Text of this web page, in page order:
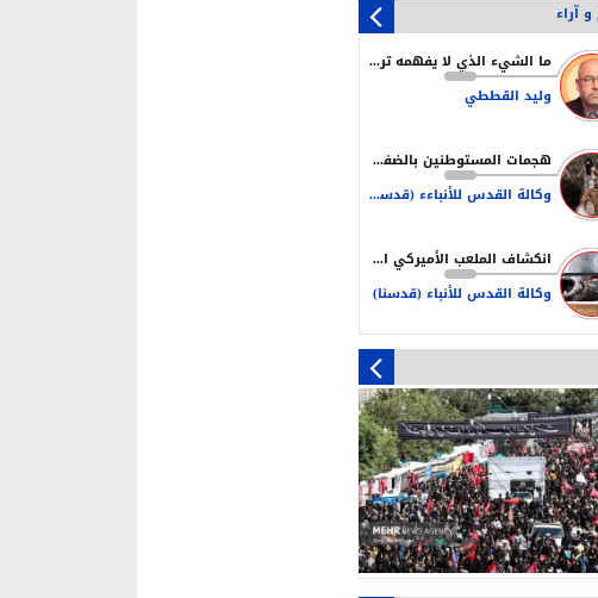
نيران استهداف إسرائيلي
مذكرة توقيف نتنياهو قائمة.. لكن
القانونية محدودة
صبري: الاحتلال يستغل الأعياد اليهودية
طاعة القيادة شرط أساسي لتحقيق
في مواجهة العدو
علينا أن نكون مستعدين دائما للحرب
و آراء
ما الشيء الذي لا يفهمه ترامب وإدارته في إيران؟
وليد القططي
هجمات المستوطنين بالضفة سياسة ممنهجة لخلق بيئة تدفع نحو التهجير
وكالة القدس للأنباءء (قدسنا)
انكشاف الملعب الأميركي الأردني امام التهديف الإيراني
وكالة القدس للأنباء (قدسنا)